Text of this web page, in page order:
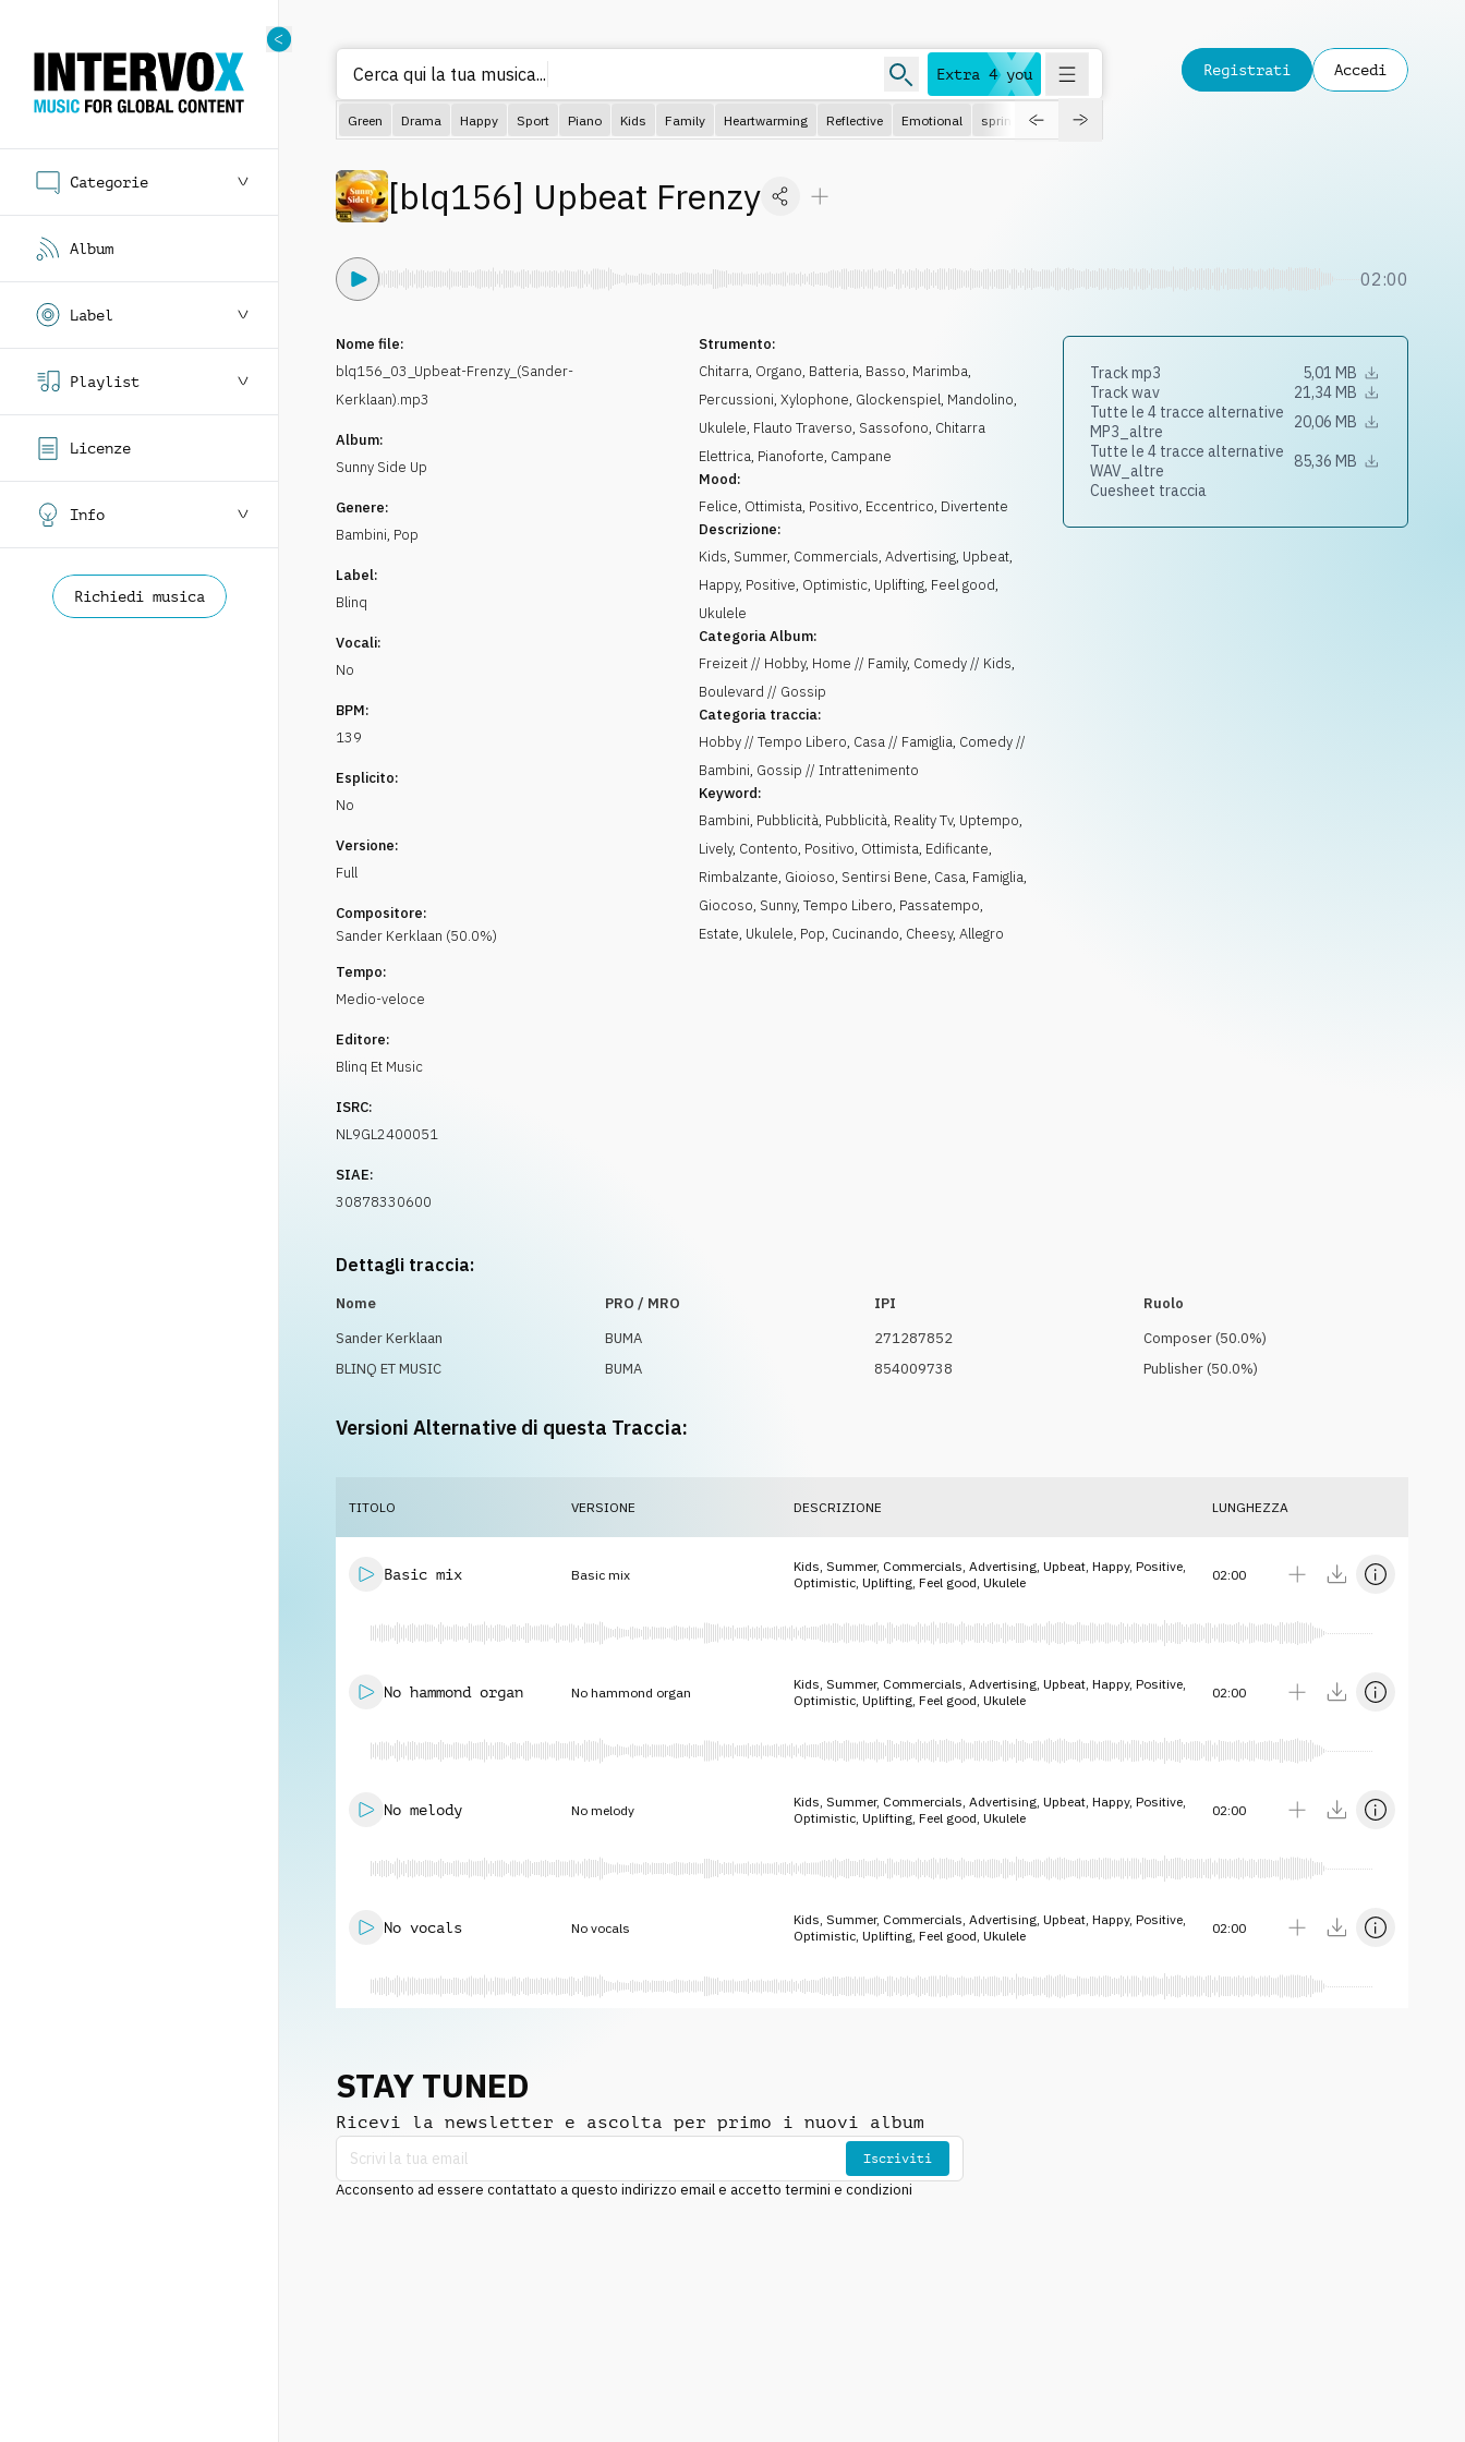
Categorie
Album
Label
Playlist
Licenze
Info
Richiedi musica
Extra 4 you
Cerca qui la tua musica.
Green Drama Happy Sport Piano Kids Family Heartwarming Reflective Emotional spring
Registrati Accedi
[blq156] Upbeat Frenzy
02:00
Nome file:
blq156_03_Upbeat-Frenzy_(Sander-
Kerklaan).mp3
Album:
Sunny Side Up
Genere:
Bambini, Pop
Label:
Blinq
Vocali:
No
BPM:
139
Esplicito:
No
Versione:
Full
Compositore:
Sander Kerklaan (50.0%)
Tempo:
Medio-veloce
Editore:
Blinq Et Music
ISRC:
NL9GL2400051
SIAE:
30878330600
Strumento:
Chitarra, Organo, Batteria, Basso, Marimba,
Percussioni,Xylophone, Glockenspiel, Mandolino,
Ukulele, Flauto Traverso, Sassofono, Chitarra
Elettrica, Pianoforte, Campane
Mood:
Felice, Ottimista, Positivo, Eccentrico, Divertente
Descrizione:
Kids, Summer, Commercials, Advertising, Upbeat,
Happy, Positive, Optimistic, Uplifting, Feel good,
Ukulele
Categoria Album:
Freizeit // Hobby, Home // Family, Comedy // Kids,
Boulevard // Gossip
Categoria traccia:
Hobby // Tempo Libero, Casa // Famiglia, Comedy //
Bambini, Gossip // Intrattenimento
Keyword:
Bambini, Pubblicità, Pubblicità, Reality Tv, Uptempo,
Lively, Contento, Positivo, Ottimista, Edificante,
Rimbalzante, Gioioso, Sentirsi Bene, Casa, Famiglia,
Giocoso, Sunny,Tempo Libero, Passatempo,
Estate, Ukulele, Pop, Cucinando, Cheesy,Allegro
Track mp3
5,01 MB
Track wav
21,34 MB
Tutte le 4 tracce alternative
MP3_altre
20,06 MB
Tutte le 4 tracce alternative
WAV_altre
85,36 MB
Cuesheet traccia
Dettagli traccia:
Nome PRO / MRO IPI
Ruolo
Sander Kerklaan
BUMA 271287852 Composer(50.0%)
BLINQ ET MUSIC
BUMA 854009738 Publisher(50.0%)
Versioni Alternative di questa Traccia:
TITOLO VERSIONE DESCRIZIONE LUNGHEZZA
Basic mix Basic mix
Kids, Summer, Commercials, Advertising, Upbeat, Happy, Positive,
Optimistic, Uplifting, Feel good, Ukulele
02:00
No hammond organ No hammond organ
Kids, Summer, Commercials, Advertising, Upbeat, Happy, Positive,
Optimistic, Uplifting, Feel good, Ukulele
02:00
No melody No melody
Kids, Summer, Commercials, Advertising, Upbeat, Happy, Positive,
Optimistic, Uplifting, Feel good, Ukulele
02:00
No vocals No vocals
Kids, Summer, Commercials, Advertising, Upbeat, Happy, Positive,
Optimistic, Uplifting, Feel good, Ukulele
02:00
STAY TUNED
Ricevi la newsletter e ascolta per primo i nuovi album
Iscriviti
Acconsento ad essere contattato a questo indirizzo email e accetto termini e condizioni